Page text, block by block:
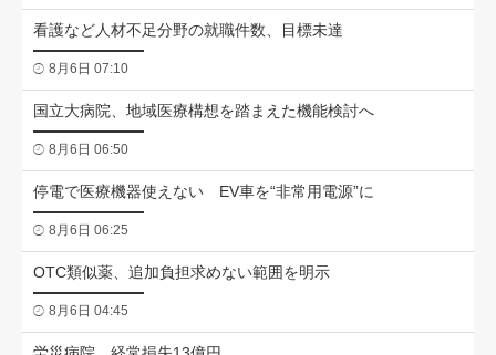
看護など人材不足分野の就職件数、目標未達
8月6日 07:10
国立大病院、地域医療構想を踏まえた機能検討へ
8月6日 06:50
停電で医療機器使えない EV車を“非常用電源”に
8月6日 06:25
OTC類似薬、追加負担求めない範囲を明示
8月6日 04:45